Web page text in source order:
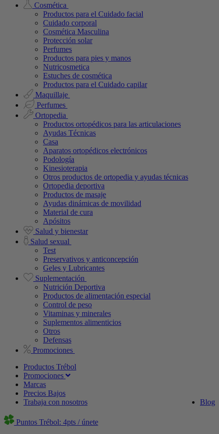
Cosmética
Productos para el Cuidado facial
Cuidado corporal
Cosmética Masculina
Protección solar
Perfumes
Productos para pies y manos
Nutricosmetica
Estuches de cosmética
Productos para el Cuidado capilar
Maquillaje
Perfumes
Ortopedia
Productos ortopédicos para las articulaciones
Ayudas Técnicas
Casa
Aparatos ortopédicos electrónicos
Podología
Kinesioterapia
Otros productos de ortopedia y ayudas técnicas
Ortopedia deportiva
Productos de masaje
Ayudas dinámicas de movilidad
Material de cura
Apósitos
Salud y bienestar
Salud sexual
Test
Preservativos y anticoncepción
Geles y Lubricantes
Suplementación
Nutrición Deportiva
Productos de alimentación especial
Control de peso
Vitaminas y minerales
Suplementos alimenticios
Otros
Defensas
Promociones
Productos Trébol
Promociones
Marcas
Precios Bajos
Blog
Trabaja con nosotros
Puntos Trébol: 4pts / únete